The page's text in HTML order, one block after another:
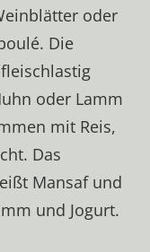
oder
Die
oder Lamm
mit Reis,
Das
Mansaf und
und Jogurt.